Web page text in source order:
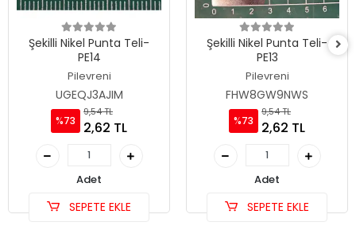
Şekilli Nikel Punta Teli-
PE14
Pilevreni
UGEQJ3AJIM
%73
9,54 TL
2,62 TL
Adet
SEPETE EKLE
Şekilli Nikel Punta Teli-
PE13
Pilevreni
FHW8GW9NWS
%73
9,54 TL
2,62 TL
Adet
SEPETE EKLE